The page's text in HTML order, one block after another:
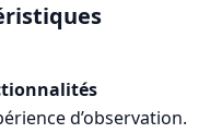
d’observation.